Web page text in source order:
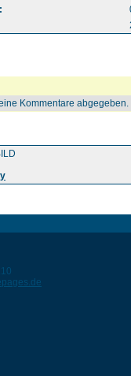
Kommentare abgegeben.